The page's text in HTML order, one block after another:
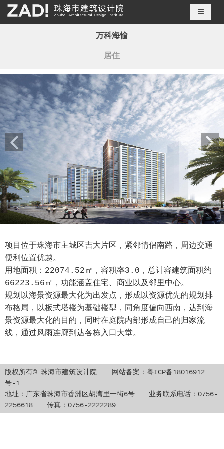
导航切
万科海愉
居住
项目位于珠海市主城区吉大片区，紧邻情侣南路，周边交通
便利位置优越。
用地面积：22074.52㎡，容积率3.0，总计容建筑面积约
66223.56㎡，功能涵盖住宅、商业以及邻里中心。
规划以海景资源最大化为出发点，形成以资源优先的规划排
布格局，以板式塔楼为基础楼型，同角度偏向西南，达到海
景资源最大化的目的，同时在庭院内部形成自己的归家流
线，通过风雨连廊到达各栋入口大堂。
版权所有© 珠海市建筑设计院 网站备案： 粤ICP备18016912
号-1
地址：广东省珠海市香洲区胡湾里一街6号 业务联系电话：0756-
2256618 传真：0756-2222289